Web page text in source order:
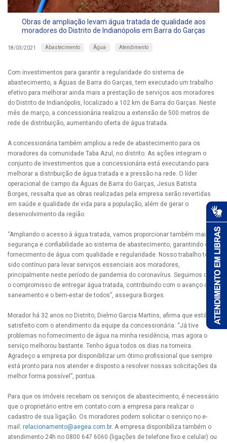
Obras de ampliação levam água tratada de qualidade aos
moradores do Distrito de Indianópolis em Barra do Garças
18/03/2021 Abastecimento Água Atendimento
Com investimentos para garantir a regularidade do sistema de
abastecimento, a Águas de Barra do Garças, tem executado um trabalho
efetivo para melhorar ainda mais a prestação de serviços aos moradores
do Distrito de Indianópolis, localizado a 102 km de Barra do Garças. Neste
mês de março, a concessionária realizou a extensão de 500 metros de
rede de distribuição, aumentando oferta de água tratada.
A concessionária também ampliou a rede de abastecimento para os
moradores da comunidade Taba Azul, no distrito. As ações integram o
conjunto de investimentos que a concessionária está executando para
melhorar a distribuição de água tratada e a pressão na rede. O líder
operacional de campo da Águas de Barra do Garças, Jesus Batista
Borges, ressalta que as obras realizadas pela empresa serão revertidas
em saúde e qualidade de vida para a população, além de gerar o
desenvolvimento da região.
“Ampliando o acesso à água tratada, vamos proporcionar também maior
segurança e confiabilidade ao sistema de abastecimento, garantindo o
fornecimento de água com qualidade e regularidade. Nosso trabalho tem
sido contínuo para levar serviços essenciais aos moradores,
principalmente neste período de pandemia do coronavírus. Seguimos com
o compromisso de entregar água tratada, contribuindo com o avanço do
saneamento e o bem-estar de todos”, assegura Borges.
Morador há 32 anos no Distrito, Dielmo Garcia Martins, afirma que está
satisfeito com o atendimento da equipe da concessionária. “Já tive
problemas no fornecimento de água na minha residência, mas agora o
serviço melhorou bastante. Tenho água todos os dias na torneira.
Agradeço a empresa por disponibilizar um ótimo profissional que sempre
está pronto para nos atender e disposto a resolver nossas solicitações da
melhor forma possível”, pontua.
Para que os imóveis recebam os serviços de abastecimento, é necessário
que o proprietário entre em contato com a empresa para realizar o
cadastro de sua ligação. Os moradores podem solicitar o serviço no e-
mail: relacionamento@aegea.com.br. A empresa disponibiliza também o
atendimento 24h no 0800 647 6060 (ligações de telefone fixo e celular) ou